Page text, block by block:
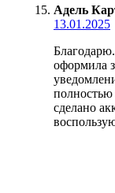
Адель
13.01.2025
оформила
полностью
сделано